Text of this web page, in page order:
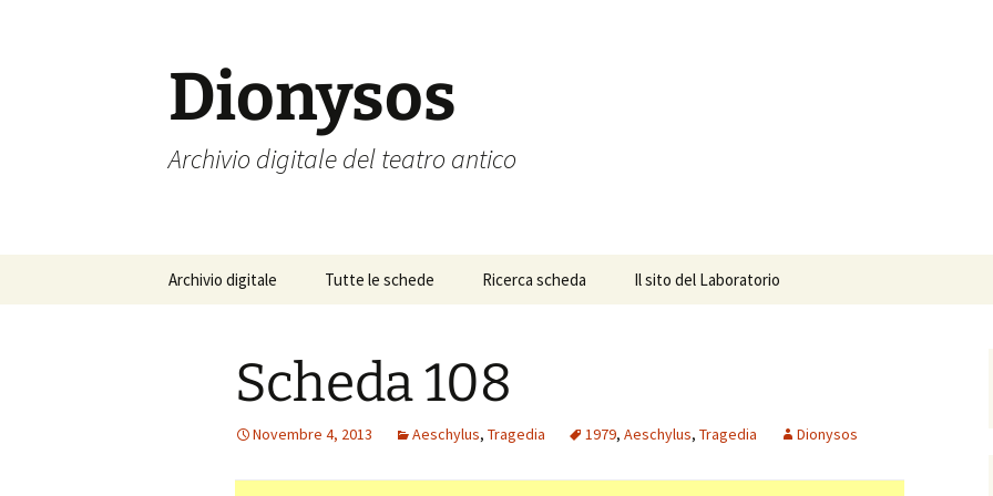
Dionysos
Archivio digitale del teatro antico
Archivio digitale Tutte le schede Ricerca scheda Il sito del Laboratorio
Scheda 108
Novembre 4, 2013 Aeschylus, Tragedia 1979, Aeschylus, Tragedia Dionysos